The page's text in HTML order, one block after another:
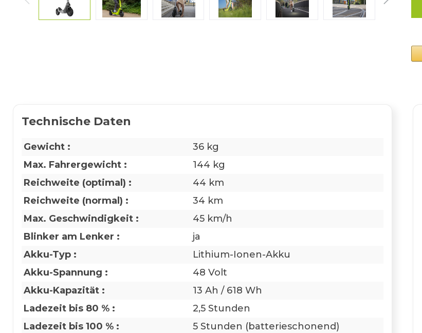
Technische Daten
Gewicht :
36 kg
Max. Fahrergewicht :
144 kg
Reichweite (optimal) :
44 km
Reichweite (normal) :
34 km
Max. Geschwindigkeit :
45 km/h
Blinker am Lenker :
ja
Akku-Typ :
Lithium-Ionen-Akku
Akku-Spannung :
48 Volt
Akku-Kapazität :
13 Ah / 618 Wh
Ladezeit bis 80 % :
2,5 Stunden
Ladezeit bis 100 % :
5 Stunden (batterieschonend)